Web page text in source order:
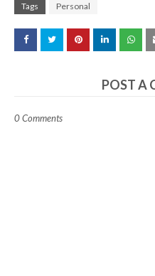
Tags Personal
POST A
0 Comments